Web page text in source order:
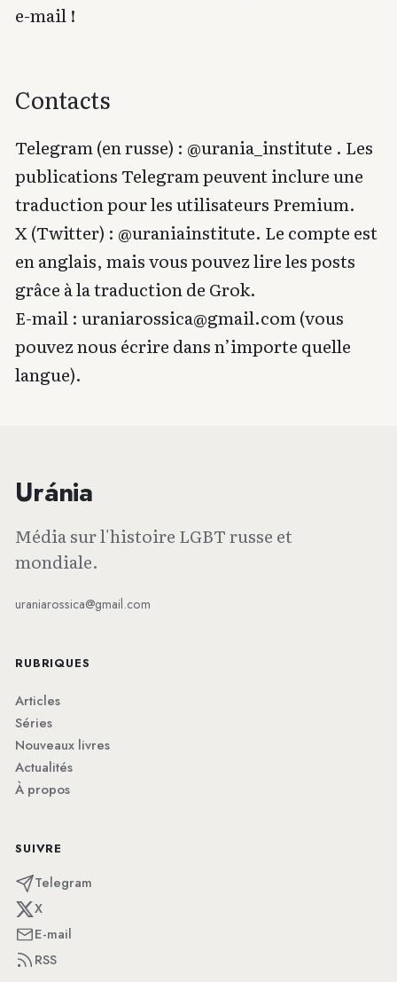
e-mail !
Contacts
Telegram (en russe) : @urania_institute . Les
publications Telegram peuvent inclure une
traduction pour les utilisateurs Premium.
X (Twitter) : @uraniainstitute. Le compte est
en anglais, mais vous pouvez lire les posts
grâce à la traduction de Grok.
E-mail : uraniarossica@gmail.com(vous
pouvez nous écrire dans n’importe quelle
langue).
Uránia
Média sur l'histoire LGBT russe et
mondiale.
uraniarossica@gmail.com
RUBRIQUES
Articles
Séries
Nouveaux livres
Actualités
À propos
SUIVRE
Telegram
X
E-mail
RSS